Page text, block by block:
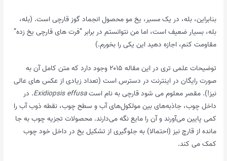
بنابراین، بله، در یکمسیر، یخ مو محصول انجماد گوز قارچی است. (بله،
بله، بسیار ضعیف است، اما من نتوانستم در برابر “فرت های قارچی یخ زده”
مقاومت کنم، اجازه دهید این یکی را بخورم.)
توضیحات علمی تری در این مقاله ۲۰۱۵ وجود دارد که متن کامل آن به
صورت رایگان در اینترنت در دسترس است (تعداد زیادی از عکس های عالی
نیز!). مقصر معلوم می شود قارچی به نام استExidiopsis effusa. در
داخل چوب، جاذبه‌های بین مولکول‌های آب و سطح چوب، نقطه ذوب آب را
کمی پایین می‌آورند و آن را مایع نگه می‌دارند. محصولات تجزیه چوب به جا
مانده از قارچ نیز (احتمالا) به جلوگیری از تشکیل یخ در داخل خود چوب
کمک می کند.